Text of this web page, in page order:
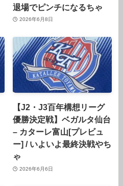
退場でピンチになるちゃ
2026年6月8日
【J2・J3百年構想リーグ
優勝決定戦】ベガルタ仙台
– カターレ富山[プレビュ
ー] / いよいよ最終決戦やち
ゃ
2026年6月6日